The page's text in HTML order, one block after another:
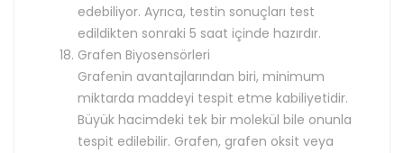
edebiliyor. Ayrıca, testin sonuçları test
edildikten sonraki 5 saat içinde hazırdır.
Grafen Biyosensörleri
Grafenin avantajlarından biri, minimum
miktarda maddeyi tespit etme kabiliyetidir.
Büyük hacimdeki tek bir molekül bile onunla
tespit edilebilir. Grafen, grafen oksit veya